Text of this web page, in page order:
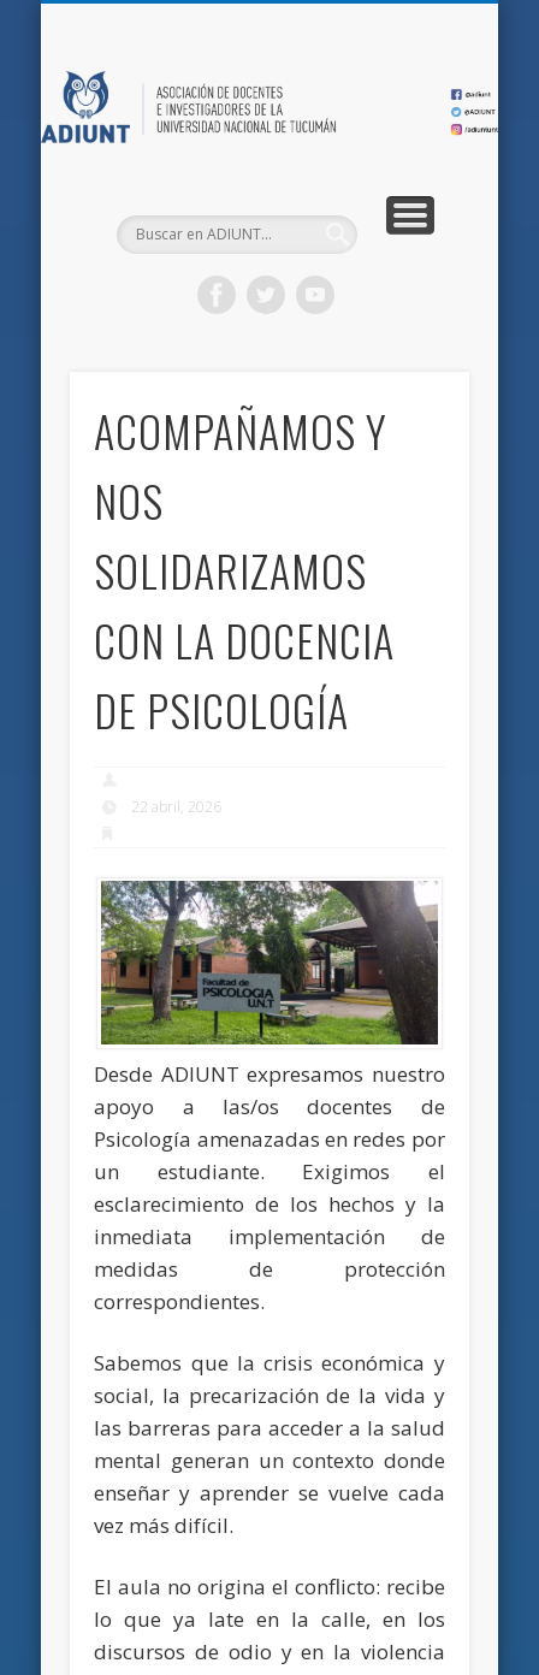
ACOMPAÑAMOS Y
NOS
SOLIDARIZAMOS
CON LA DOCENCIA
DE PSICOLOGÍA
22 abril, 2026
Desde ADIUNT expresamos nuestro
apoyo a las/os docentes de
Psicología amenazadas en redes por
un estudiante. Exigimos el
esclarecimiento de los hechos y la
inmediata implementación de
medidas de protección
correspondientes.
Sabemos que la crisis económica y
social, la precarización de la vida y
las barreras para acceder a la salud
mental generan un contexto donde
enseñar y aprender se vuelve cada
vez más difícil.
El aula no origina el conflicto: recibe
lo que ya late en la calle, en los
discursos de odio y en la violencia